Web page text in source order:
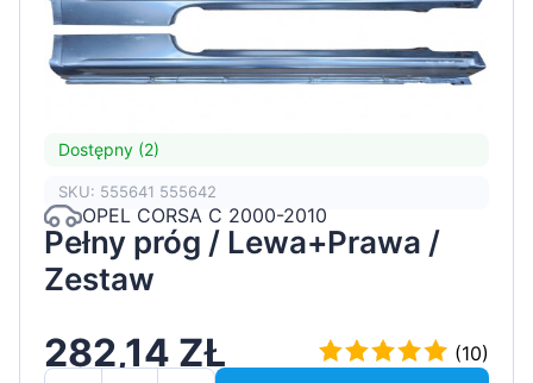
Dostępny (2)
SKU: 555641 555642
OPEL CORSA C 2000-2010
Pełny próg / Lewa+Prawa /
Zestaw
282,14 ZŁ
(10)